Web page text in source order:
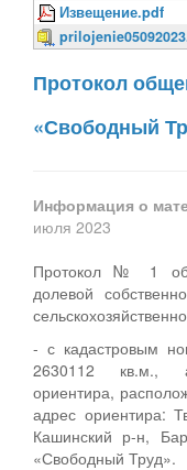
Извещение.pdf
Протокол
«Свободный
Информация о
июля 2023
Протокол № 1
долевой
- с кадастровым
2630112 кв.м.,
ориентира,
адрес ориентира:
Кашинский р-н,
«Свободный Труд».